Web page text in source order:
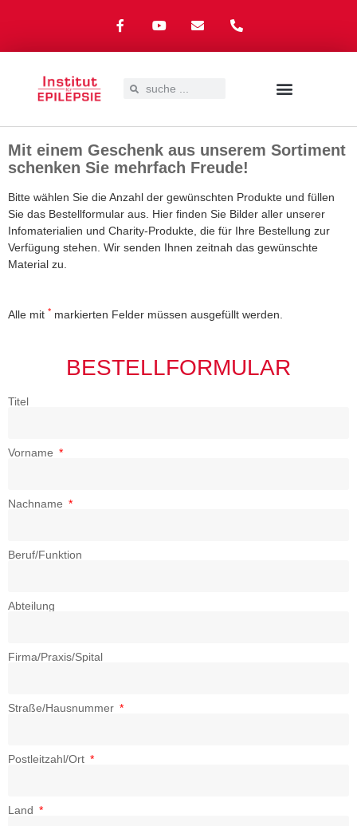
Mit einem Geschenk aus unserem Sortiment
schenken Sie mehrfach Freude!
Bitte wählen Sie die Anzahl der gewünschten Produkte und füllen
Sie das Bestellformular aus. Hier finden Sie Bilder aller unserer
Infomaterialien und Charity-Produkte, die für Ihre Bestellung zur
Verfügung stehen. Wir senden Ihnen zeitnah das gewünschte
Material zu.
Alle mit * markierten Felder müssen ausgefüllt werden.
BESTELLFORMULAR
Titel
Vorname
Nachname
Beruf/Funktion
Abteilung
Firma/Praxis/Spital
Straße/Hausnummer
Postleitzahl/Ort
Land